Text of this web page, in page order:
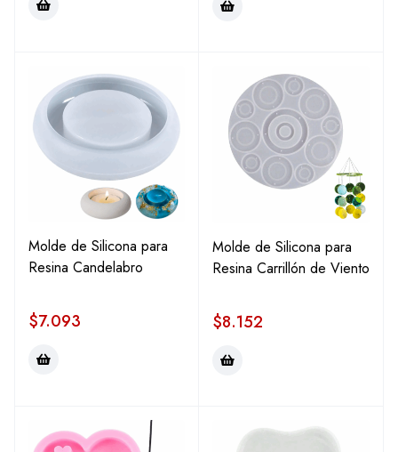
Molde de Silicona para
Resina Candelabro
$7.093
Molde de Silicona para
Resina Carrillón de Viento
$8.152